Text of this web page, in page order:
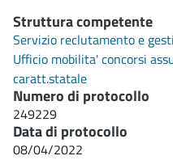
Struttura competente
Servizio reclutamento e
Ufficio mobilita' concorsi
caratt.statale
Numero di protocollo
249229
Data di protocollo
08/04/2022